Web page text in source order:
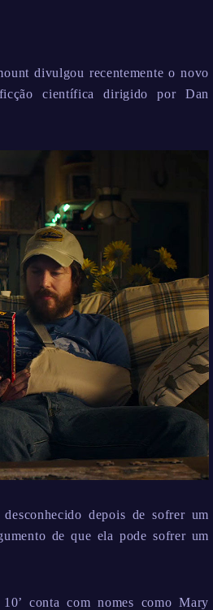
divulgou recentemente o novo
científica dirigido por Dan
depois de sofrer um
de que ela pode sofrer um
conta com nomes como Mary